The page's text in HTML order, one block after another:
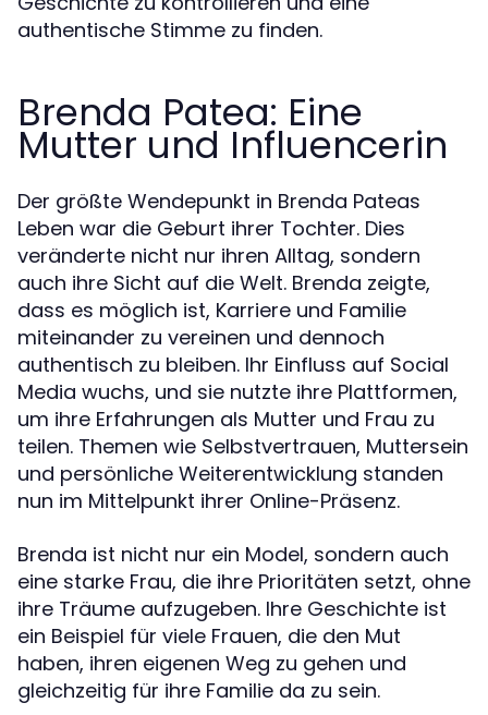
authentische Stimme zu finden.
Brenda Patea: Eine
Mutter und Influencerin
Der größte Wendepunkt in Brenda Pateas
Leben war die Geburt ihrer Tochter. Dies
veränderte nicht nur ihren Alltag, sondern
auch ihre Sicht auf die Welt. Brenda zeigte,
dass es möglich ist, Karriere und Familie
miteinander zu vereinen und dennoch
authentisch zu bleiben. Ihr Einfluss auf Social
Media wuchs, und sie nutzte ihre Plattformen,
um ihre Erfahrungen als Mutter und Frau zu
teilen. Themen wie Selbstvertrauen, Muttersein
und persönliche Weiterentwicklung standen
nun im Mittelpunkt ihrer Online-Präsenz.
Brenda ist nicht nur ein Model, sondern auch
eine starke Frau, die ihre Prioritäten setzt, ohne
ihre Träume aufzugeben. Ihre Geschichte ist
ein Beispiel für viele Frauen, die den Mut
haben, ihren eigenen Weg zu gehen und
gleichzeitig für ihre Familie da zu sein.